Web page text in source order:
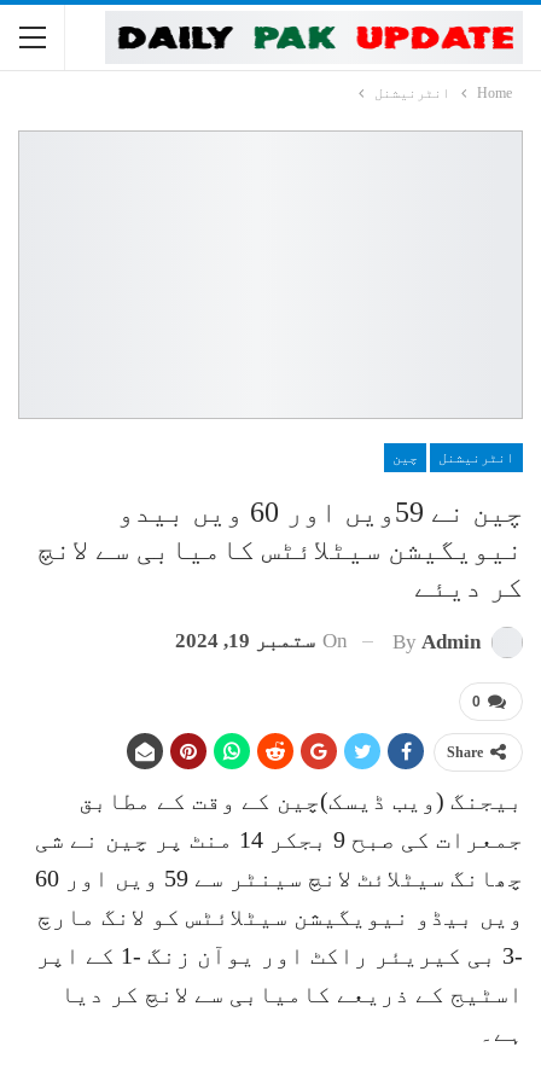
Home انٹرنیشنل
انٹرنیشنل چین
چین نے 59ویں اور 60 ویں بیدو
نیویگیشن سیٹلائٹس کامیابی سے لانچ
کر دیئے
By Admin
On ستمبر 19, 2024
0
Share
بیجنگ (ویب ڈیسک)چین کے وقت کے مطابق
جمعرات کی صبح 9 بجکر 14 منٹ پر چین نے شی
چھانگ سیٹلائٹ لانچ سینٹر سے 59 ویں اور 60
ویں بیڈو نیویگیشن سیٹلائٹس کو لانگ مارچ
-3 بی کیریئر راکٹ اور یوآن زنگ -1 کے اپر
اسٹیج کے ذریعے کامیابی سے لانچ کر دیا
ہے۔